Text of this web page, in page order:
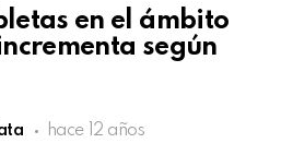
en el ámbito
según
hace 12 años